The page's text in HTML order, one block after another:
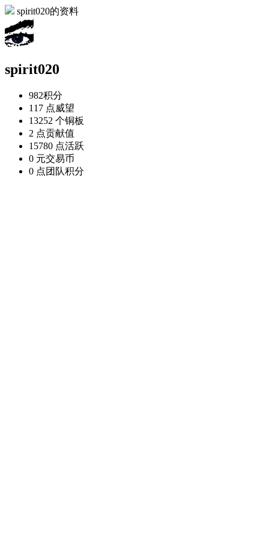
spirit020的资料
spirit020
982积分
117 点威望
13252 个铜板
2 点贡献值
15780 点活跃
0 元交易币
0 点团队积分